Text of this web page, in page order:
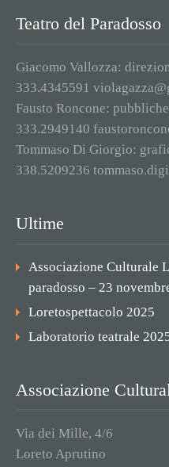
Teatro del Paradosso
Giacomo Vallozza:
333.4345591
Fausto Roncone:
333.2949140
Tommaso Di Giorgio:
338.5209236
Ultime
Associazione Culturale
paradosso – 23
Loretospettacolo 2025
Laboratorio teatrale
Associazione
Via dei Mille, 4/6
Loreto Aprutino